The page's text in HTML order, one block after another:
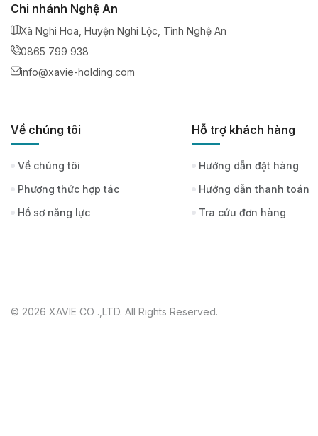
Chi nhánh Nghệ An
Xã Nghi Hoa, Huyện Nghi Lộc, Tỉnh Nghệ An
0865 799 938
info@xavie-holding.com
Về chúng tôi
Về chúng tôi
Phương thức hợp tác
Hồ sơ năng lực
Hỗ trợ khách hàng
Hướng dẫn đặt hàng
Hướng dẫn thanh toán
Tra cứu đơn hàng
© 2026 XAVIE CO .,LTD. All Rights Reserved.